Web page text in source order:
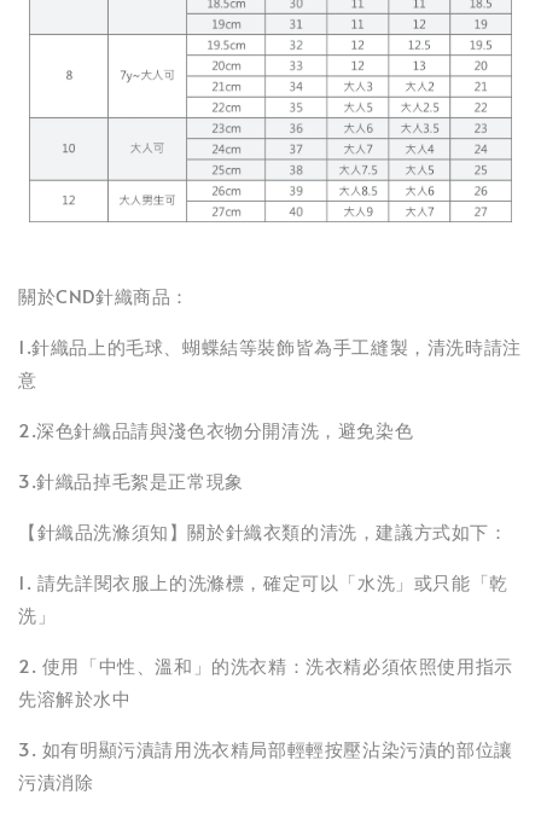
關於CND針織商品：
1.針織品上的毛球、蝴蝶結等裝飾皆為手工縫製，清洗時請注
意
2.深色針織品請與淺色衣物分開清洗，避免染色
3.針織品掉毛絮是正常現象
【針織品洗滌須知】關於針織衣類的清洗，建議方式如下：
1. 請先詳閱衣服上的洗滌標，確定可以「水洗」或只能「乾
洗」
2. 使用「中性、溫和」的洗衣精：洗衣精必須依照使用指示
先溶解於水中
3. 如有明顯污漬請用洗衣精局部輕輕按壓沾染污漬的部位讓
污漬消除